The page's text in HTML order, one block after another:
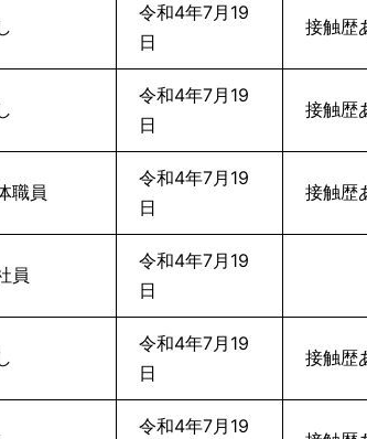
令和4年7月19
日
接触歴
令和4年7月19
日
接触歴
職員
令和4年7月19
日
接触歴
員
令和4年7月19
日
令和4年7月19
日
接触歴
令和4年7月19